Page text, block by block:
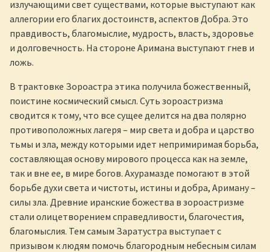
излучающими свет существами, которые выступают как
аллегории его благих достоинств, аспектов Добра. Это
правдивость, благомыслие, мудрость, власть, здоровье
и долговечность. На стороне Аримана выступают гнев и
ложь.
В трактовке Зороастра этика получила божественный,
поистине космический смысл. Суть зороастризма
сводится к тому, что все сущее делится на два полярно
противоположных лагеря – мир света и добра и царство
тьмы и зла, между которыми идет непримиримая борьба,
составляющая основу мирового процесса как на земле,
так и вне ее, в мире богов. Ахурамазде помогают в этой
борьбе духи света и чистоты, истины и добра, Ариману –
силы зла. Древние иранские божества в зороастризме
стали олицетворением справедливости, благочестия,
благомыслия. Тем самым Заратустра выступает с
призывом к людям помочь благородным небесным силам